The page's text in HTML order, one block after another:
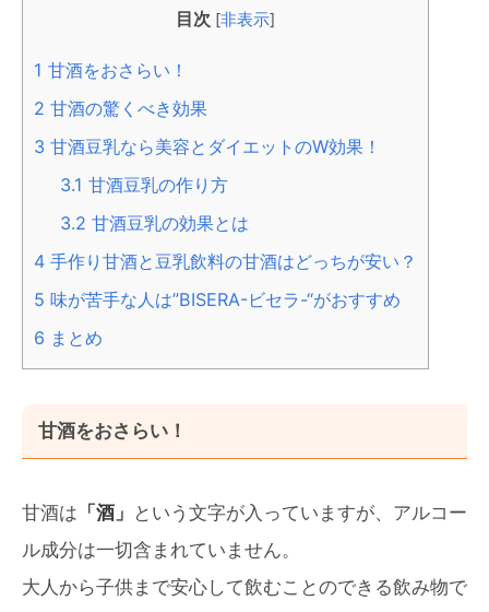
目次 [非表示]
1 甘酒をおさらい！
2 甘酒の驚くべき効果
3 甘酒豆乳なら美容とダイエットのW効果！
3.1 甘酒豆乳の作り方
3.2 甘酒豆乳の効果とは
4 手作り甘酒と豆乳飲料の甘酒はどっちが安い？
5 味が苦手な人は”BISERA-ビセラ-“がおすすめ
6 まとめ
甘酒をおさらい！
甘酒は 「酒」 という文字が入っていますが、アルコー
ル成分は一切含まれていません。
大人から子供まで安心して飲むことのできる飲み物で